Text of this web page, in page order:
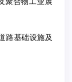
路基础设施及